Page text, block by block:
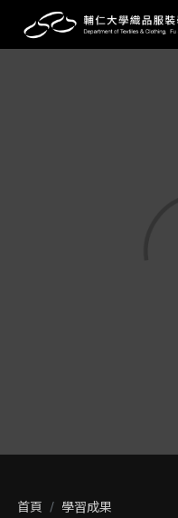
首頁 學習成果